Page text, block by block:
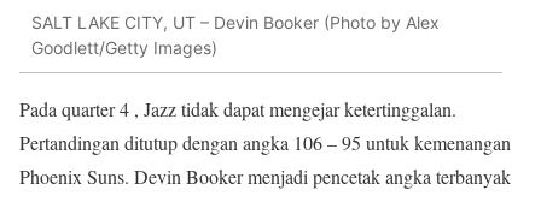
SALT LAKE CITY, UT – Devin Booker (Photo by Alex
Goodlett/Getty Images)
Pada quarter 4 , Jazz tidak dapat mengejar ketertinggalan.
Pertandingan ditutup dengan angka 106 – 95 untuk kemenangan
Phoenix Suns. Devin Booker menjadi pencetak angka terbanyak